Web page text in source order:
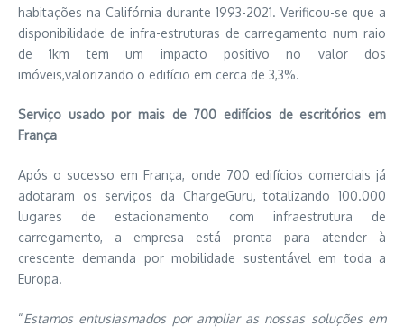
habitações na Califórnia durante 1993-2021. Verificou-se que a
disponibilidade de infra-estruturas de carregamento num raio
de 1km tem um impacto positivo no valor dos
imóveis,valorizando o edifício em cerca de 3,3%.
Serviço usado por mais de 700 edifícios de escritórios em
França
Após o sucesso em França, onde 700 edifícios comerciais já
adotaram os serviços da ChargeGuru, totalizando 100.000
lugares de estacionamento com infraestrutura de
carregamento, a empresa está pronta para atender à
crescente demanda por mobilidade sustentável em toda a
Europa.
“Estamos entusiasmados por ampliar as nossas soluções em